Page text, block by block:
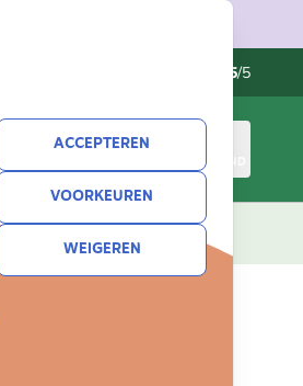
ACCEPTEREN
VOORKEUREN
WEIGEREN
4.5/5
WINKELMAND
NIEUW SALE